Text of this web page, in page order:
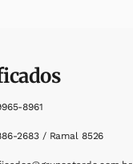
8961
2683 / Ramal 8526